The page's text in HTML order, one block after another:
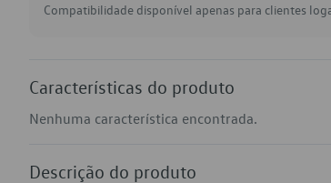
Compatibilidade disponível apenas para clientes
Características do produto
Nenhuma característica encontrada.
Descrição do produto